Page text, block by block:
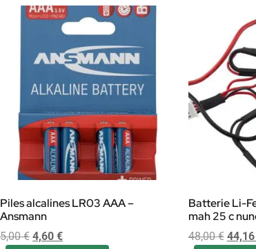
Piles alcalines LR03 AAA –
Ansmann
5,00€ 4,60 €
Batterie Li-
mah 25 c
48,00€ 44,16